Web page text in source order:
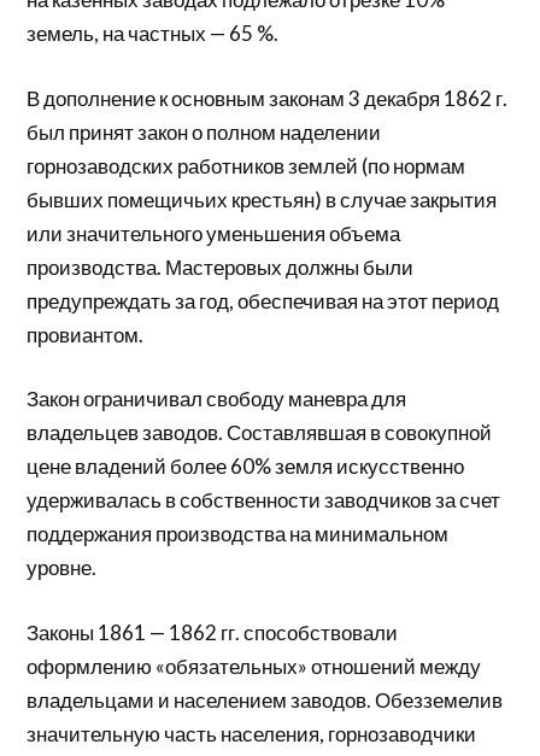
земель, на частных — 65 %.
В дополнение к основным законам 3 декабря 1862 г.
был принят закон о полном наделении
горнозаводских работников землей (по нормам
бывших помещичьих крестьян) в случае закрытия
или значительного уменьшения объема
производства. Мастеровых должны были
предупреждать за год, обеспечивая на этот период
провиантом.
Закон ограничивал свободу маневра для
владельцев заводов. Составлявшая в совокупной
цене владений более 60% земля искусственно
удерживалась в собственности заводчиков за счет
поддержания производства на минимальном
уровне.
Законы 1861 — 1862 гг. способствовали
оформлению «обязательных» отношений между
владельцами и населением заводов. Обезземелив
значительную часть населения, горнозаводчики